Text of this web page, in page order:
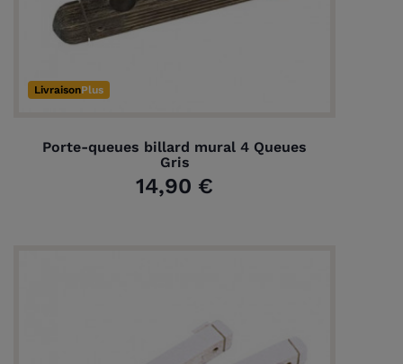
LivraisonPlus
Porte-queues billard mural 4 Queues
Gris
14,90 €